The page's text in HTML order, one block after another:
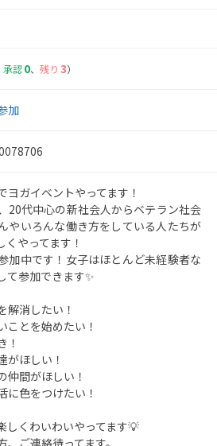
承認0、 残り 3）
加
ヨガイベントやってます！
20代中心の新社会人からベテラン社会
やいろんな働き方をしている人たちが
くやってます！
加中です！女子はほとんど未経験者な
て参加できます✨
解消したい！
ことを始めたい！
！
がほしい！
仲間がほしい！
に色をつけたい！
しくわいわいやってます💡
、ご連絡待ってます。